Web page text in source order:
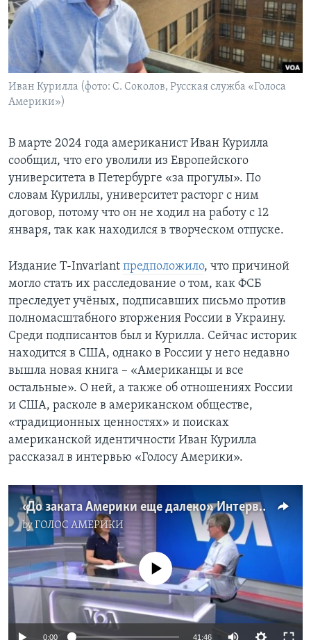
Learning English
СОЦИАЛЬНЫЕ СЕТИ
Иван Курилла (фото: С. Соколов, Русская служба «Голоса
Америки»)
В марте 2024 года американист Иван Курилла
сообщил, что его уволили из Европейского
университета в Петербурге «за прогулы». По
словам Куриллы, университет расторг с ним
договор, потому что он не ходил на работу с 12
января, так как находился в творческом отпуске.
Издание T-Invariant предположило, что причиной
могло стать их расследование о том, как ФСБ
преследует учёных, подписавших письмо против
полномасштабного вторжения России в Украину.
Среди подписантов был и Курилла. Сейчас историк
находится в США, однако в России у него недавно
вышла новая книга – «Американцы и все
остальные». О ней, а также об отношениях России
и США, расколе в американском обществе,
«традиционных ценностях» и поисках
американской идентичности Иван Курилла
рассказал в интервью «Голосу Америки».
«До заката Америки еще далеко». Интервью с историком-американистом Иваном Куриллой
byГОЛОС АМЕРИКИ
No media source currently available
0:00 41:46